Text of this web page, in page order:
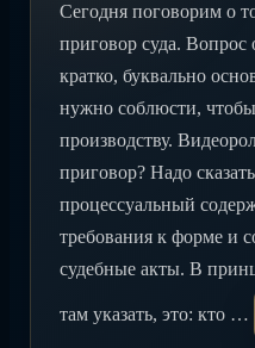
Сегодня поговорим о
приговор суда. Вопрос
кратко, буквально
нужно соблюсти,
производству.
приговор? Надо
процессуальный
требования к форме и
судебные акты. В
там указать, это: кто …